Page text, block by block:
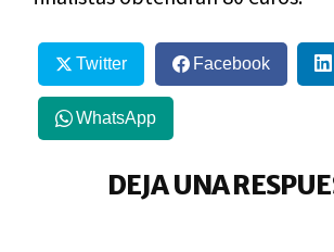
Twitter Facebook
WhatsApp
DEJA UNA